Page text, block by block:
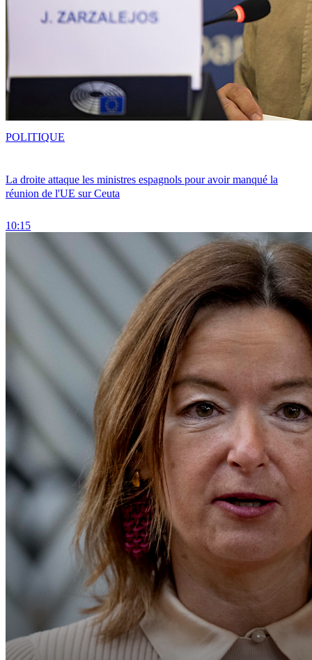
La droite attaque les ministres espagnols pour avoir manqué la
réunion de l'UE sur Ceuta
10:15
POLITIQUE